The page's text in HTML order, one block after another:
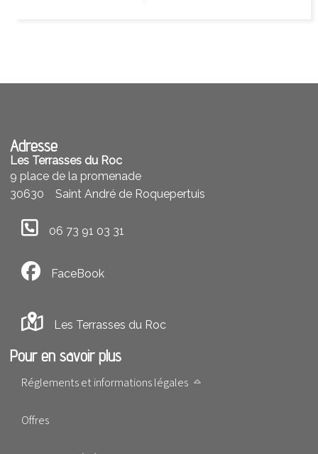
Adresse
Les Terrasses du Roc
9 place de la promenade
30630
Saint André de Roquepertuis
06 73 91 03 31
FaceBook
Les Terrasses du Roc
Pour en savoir plus
Réglements et informations légales
Offres